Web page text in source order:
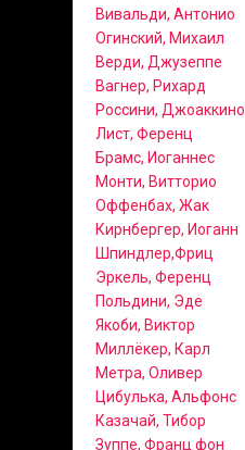
Вивальди, Антонио
Огинский, Михаил
Верди, Джузеппе
Вагнер, Рихард
Россини, Джоаккино
Лист, Ференц
Брамс, Иоганнес
Монти, Витторио
Оффенбах, Жак
Кирнбергер, Иоганн
Шпиндлер,Фриц
Эркель, Ференц
Польдини, Эде
Якоби, Виктор
Миллёкер, Карл
Метра, Оливер
Цибулька, Альфонс
Казачай, Тибор
Зуппе, Франц фон